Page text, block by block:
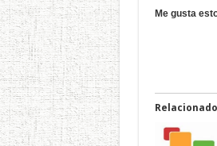
Me gusta
Relacionado